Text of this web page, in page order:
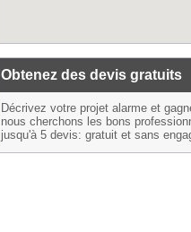
Obtenez des devis gratuits
Décrivez votre projet alarme et
nous cherchons les bons
jusqu'à 5 devis: gratuit et sans